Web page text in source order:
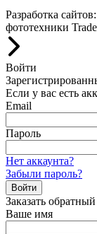
Разработка
фототехники
Войти
Если у вас есть
Email
Пароль
Нет аккаунта?
Забыли пароль?
Войти
Заказать
Ваше имя